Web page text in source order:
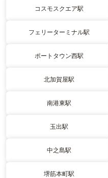
コスモスクエア駅
フェリーターミナル駅
ポートタウン西駅
北加賀屋駅
南港東駅
玉出駅
中之島駅
堺筋本町駅